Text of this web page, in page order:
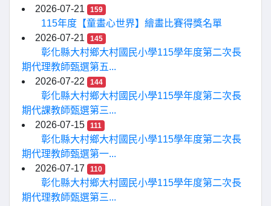
2026-07-21
159
115年度【童畫心世界】繪畫比賽得獎名單
2026-07-21
145
彰化縣大村鄉大村國民小學115學年度第二次長
期代理教師甄選第五...
2026-07-22
144
彰化縣大村鄉大村國民小學115學年度第二次長
期代課教師甄選第三...
2026-07-15
111
彰化縣大村鄉大村國民小學115學年度第二次長
期代理教師甄選第一...
2026-07-17
110
彰化縣大村鄉大村國民小學115學年度第二次長
期代理教師甄選第三...